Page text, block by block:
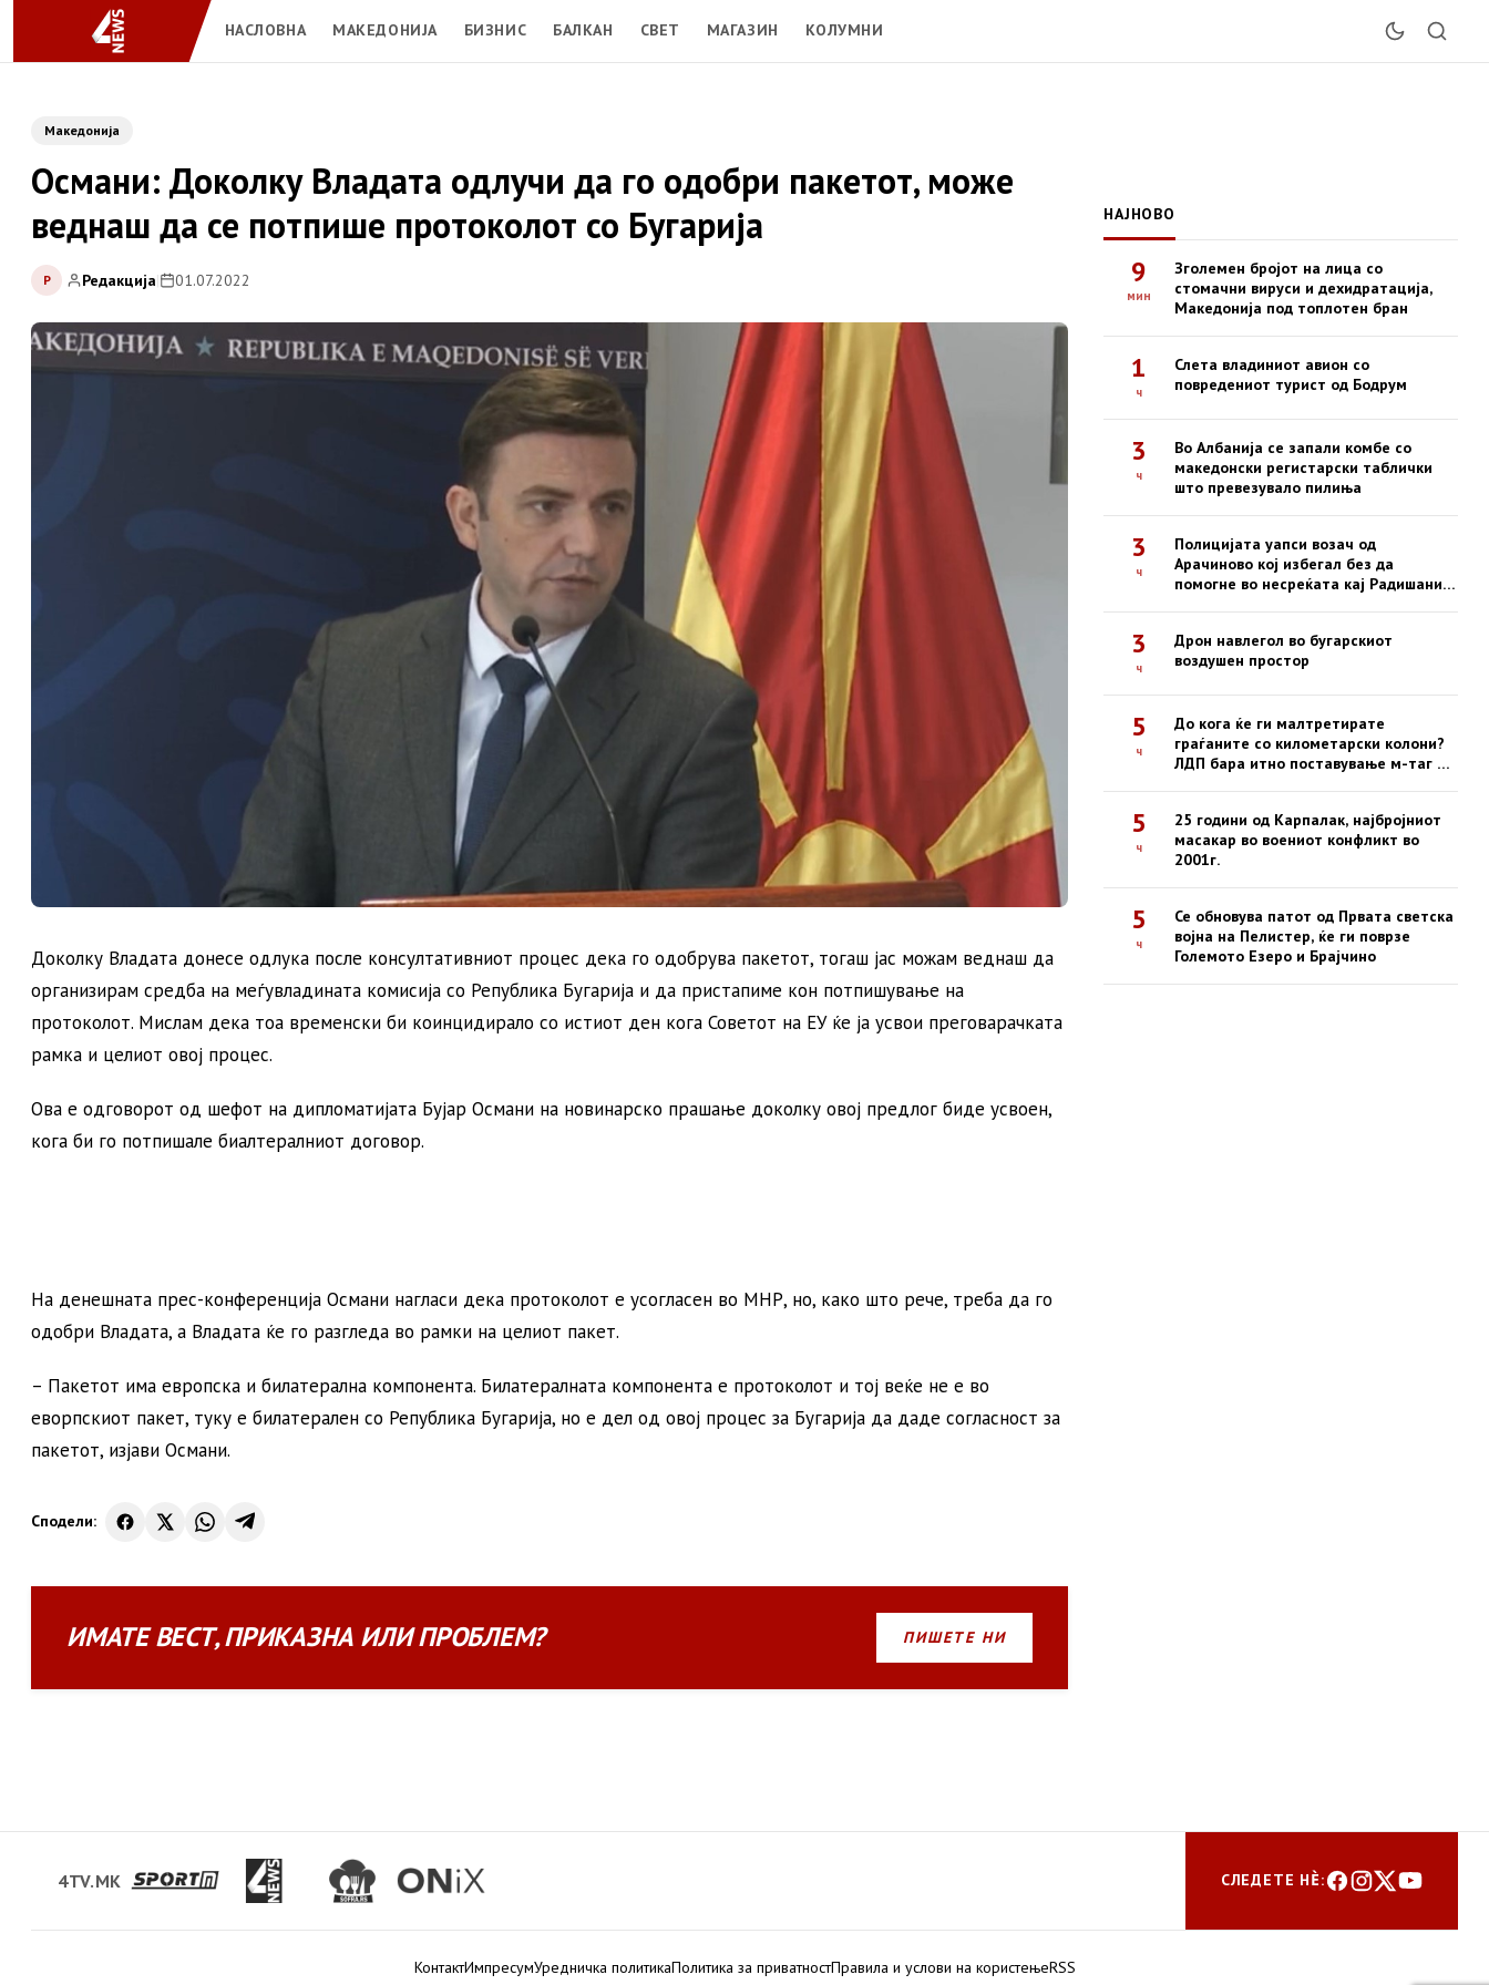
НАСЛОВНА МАКЕДОНИЈА БИЗНИС БАЛКАН СВЕТ МАГАЗИН КОЛУМНИ
Македонија
Османи: Доколку Владата одлучи да го одобри пакетот, може
веднаш да се потпише протоколот со Бугарија
Р Редакција| 01.07.2022
Доколку Владата донесе одлука после консултативниот процес дека го одобрува пакетот, тогаш јас можам веднаш да
организирам средба на меѓувладината комисија со Република Бугарија и да пристапиме кон потпишување на
протоколот. Мислам дека тоа временски би коинцидирало со истиот ден кога Советот на ЕУ ќе ја усвои преговарачката
рамка и целиот овој процес.
Ова е одговорот од шефот на дипломатијата Бујар Османи на новинарско прашање доколку овој предлог биде усвоен,
кога би го потпишале биалтералниот договор.
На денешната прес-конференција Османи нагласи дека протоколот е усогласен во МНР, но, како што рече, треба да го
одобри Владата, а Владата ќе го разгледа во рамки на целиот пакет.
– Пакетот има европска и билатерална компонента. Билатералната компонента е протоколот и тој веќе не е во
еворпскиот пакет, туку е билатерален со Република Бугарија, но е дел од овој процес за Бугарија да даде согласност за
пакетот, изјави Османи.
Сподели:
ИМАТЕВЕСТ,ПРИКАЗНА ИЛИПРОБЛЕМ? ПИШЕТЕ НИ
НАЈНОВО
9
мин
Зголемен бројот на лица со
стомачни вируси и дехидратација,
Македонија под топлотен бран
1
ч
Слета владиниот авион со
повредениот турист од Бодрум
3
ч
Во Албанија се запали комбе со
македонски регистарски таблички
што превезувало пилиња
3
ч
Полицијата уапси возач од
Арачиново кој избегал без да
помогне во несреќата кај Радишани,
3
ч
Дрон навлегол во бугарскиот
воздушен простор
5
ч
До кога ќе ги малтретирате
граѓаните со километарски колони?
ЛДП бара итно поставување м-таг на
5
ч
25 години од Карпалак, најбројниот
масакар во воениот конфликт во
2001г.
5
ч
Се обновува патот од Првата светска
војна на Пелистер, ќе ги поврзе
Големото Езеро и Брајчино
4TV.MK СЛЕДЕТЕ НЀ:
КонтактИмпресумУредничка политикаПолитика за приватностПравила и услови на користењеRSS